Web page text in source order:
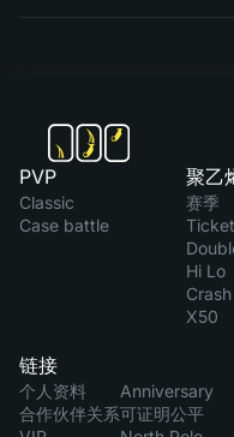
PVP
Classic
Case battle
聚乙
赛季
Hi Lo
Crash
X50
链接
个人资料
合作伙伴关系
Anniversary
可证明公平